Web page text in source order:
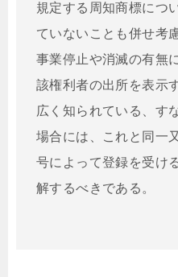
規定する周知商標につ
ていないことも併せ考
事業停止や消滅の有無
該権利者の出所を表示
広く知られている、す
場合には、これと同一
号によって登録を受け
解するべきである。